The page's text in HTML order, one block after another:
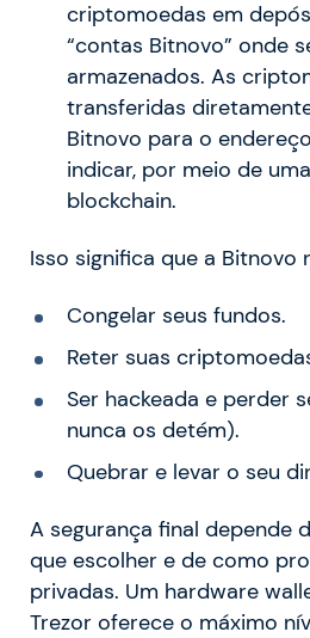
criptomoedas em
“contas Bitnovo” onde
armazenados. As
transferidas
Bitnovo para o
indicar, por meio de
blockchain.
Isso significa que a Bitnovo
Congelar seus fundos.
Reter suas
Ser hackeada e perder
nunca os detém).
Quebrar e levar o seu
A segurança final depende
que escolher e de como
privadas. Um hardware
Trezor oferece o máximo